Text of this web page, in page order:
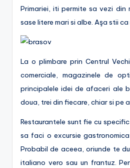
Primariei, iti permite sa vezi din
sase litere mari si albe. Aşa stii ca
La o plimbare prin Centrul
comerciale, magazinele de
principalele idei de afaceri ale
doua, trei din fiecare, chiar si pe
Restaurantele sunt fie cu
sa faci o excursie
Probabil de aceea, oriunde te
italiano vero sau un frantuz.